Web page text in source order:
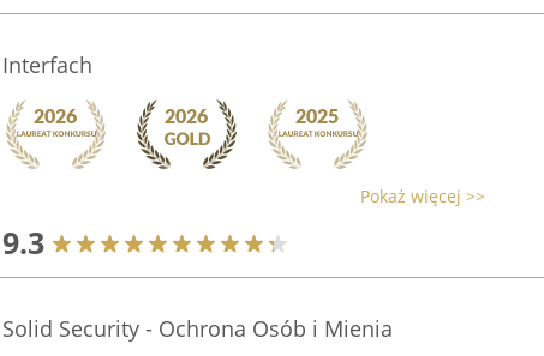
Interfach
Pokaż więcej >>
9.3
Solid Security - Ochrona Osób i Mienia